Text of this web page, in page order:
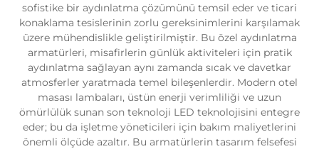
sofistike bir aydınlatma çözümünü temsil eder ve ticari
konaklama tesislerinin zorlu gereksinimlerini karşılamak
üzere mühendislikle geliştirilmiştir. Bu özel aydınlatma
armatürleri, misafirlerin günlük aktiviteleri için pratik
aydınlatma sağlayan aynı zamanda sıcak ve davetkar
atmosferler yaratmada temel bileşenlerdir. Modern otel
masası lambaları, üstün enerji verimliliği ve uzun
ömürlülük sunan son teknoloji LED teknolojisini entegre
eder; bu da işletme yöneticileri için bakım maliyetlerini
önemli ölçüde azaltır. Bu armatürlerin tasarım felsefesi